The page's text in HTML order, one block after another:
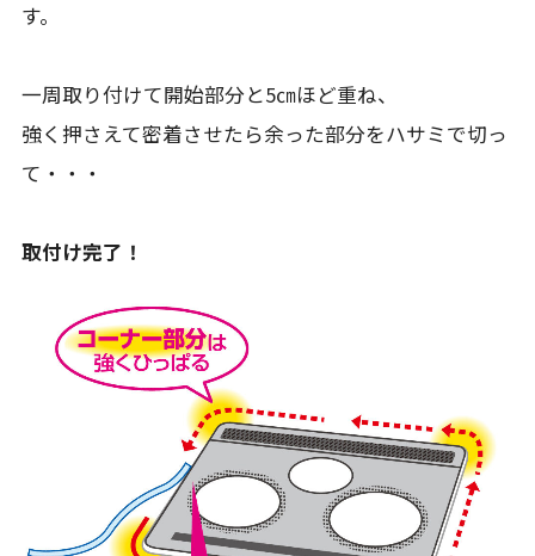
す。
一周取り付けて開始部分と5㎝ほど重ね、
強く押さえて密着させたら余った部分をハサミで切っ
て・・・
取付け完了！